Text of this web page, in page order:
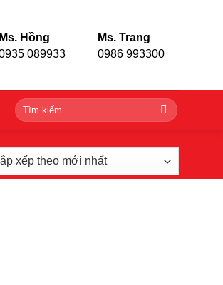
Ms. Hồng
089933
Ms. Trang
0986 993300
Tìm
kiếm: